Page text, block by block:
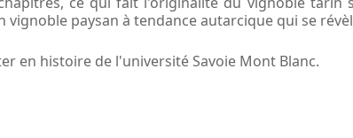
paysan à tendance autarcique qui se
en histoire de l'université Savoie Mont Blanc.